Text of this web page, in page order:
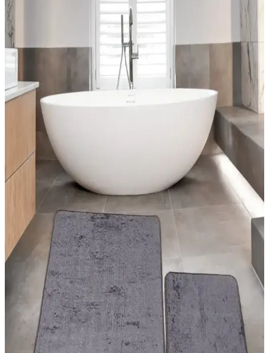
Ev dekorasyonunda mavi halı örtüleri, şıklık ve fonksiyonelliği bir
arada sunar. Çeşitli modeller ve renk tonlarıyla mekânlara ferah ve
sıcak atmosferler kazandırır.
Ev Dekorasyonunda Halı ve Kilim Seçimi: Trendler,
Malzemeler ve Pratik Tavsiyeler
Halı ve kilimler, ev dekorasyonunda estetik ve fonksiyonel
unsurlardır. Doğru seçimler, yaşam alanlarınızı şık ve kullanışlı kılar.
Güncel trendler ve pratik önerilerle evinizi yenileyin.
Estetik ve Pratik Halı Dekorasyon Teknikleri İçin
Güncel Uygulama Yöntemleri ve Malzeme
Seçenekleri
Halıların dekorasyondaki önemi, renk ve doku uyumu, uygulama
teknikleri ve malzeme seçimleriyle mekanlara estetik ve
fonksiyonellik kazandırma yolları anlatılıyor.
Yatak Odası Dekorasyonunda Modern Halı
Modelleri ve Uygun Seçim İpuçları
Yatak odası dekorasyonunda modern halıların özellikleri, renk ve
desen uyumu, kullanım önerileri ve seçim ipuçlarıyla şık ve
fonksiyonel alanlar yaratın.
Halise Home Halı: Kaliteli ve Estetik Halı
Seçenekleri ile Mekânlarınızı Güzelleştirin